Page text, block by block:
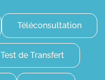
Téléconsultation
Test de Transfert